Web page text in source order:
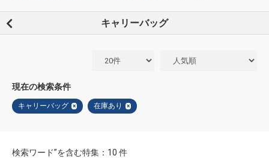
キャリーバッグ
現在の検索条件
キャリーバッグ × 在庫あり ×
検索ワード”を含む特集：10 件